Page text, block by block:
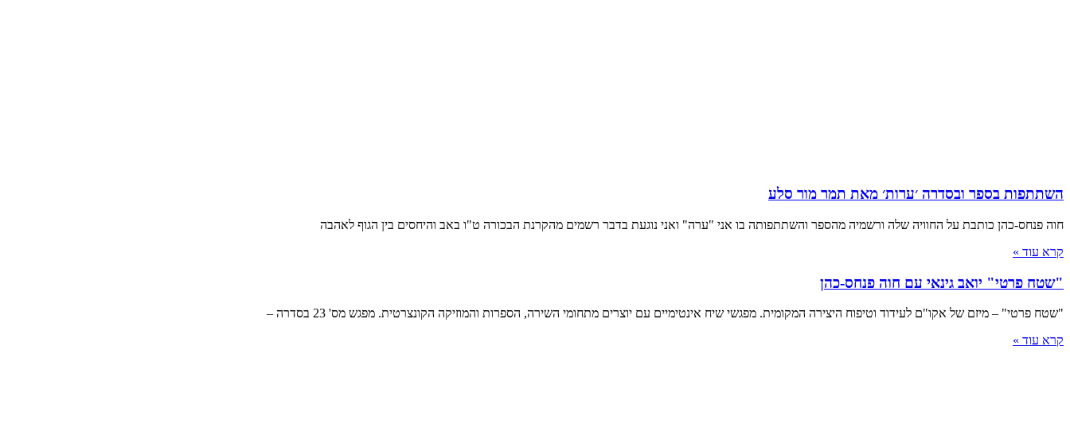
השתתפות בספר ובסדרה ׳ערות׳ מאת תמר מור סלע
חוה פנחס-כהן כותבת על החוויה שלה ורשמיה מהספר והשתתפותה בו אני "ערה" ואני נוגעת בדבר רשמים מהקרנת הבכורה ט"ו באב והיחסים בין הגוף לאהבה
קרא עוד »
"שטח פרטי" יואב גינאי עם חוה פנחס-כהן
"שטח פרטי" – מיזם של אקו"ם לעידוד וטיפוח היצירה המקומית. מפגשי שיח אינטימיים עם יוצרים מתחומי השירה, הספרות והמוזיקה הקונצרטית. מפגש מס' 23 בסדרה –
קרא עוד »